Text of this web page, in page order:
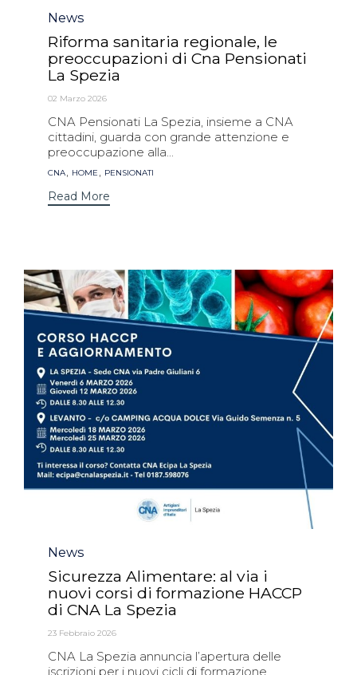
Category
News
Riforma sanitaria regionale, le
preoccupazioni di Cna Pensionati
La Spezia
02 Marzo 2026
CNA Pensionati La Spezia, insieme a CNA
cittadini, guarda con grande attenzione e
preoccupazione alla...
Tags
CNA, HOME , PENSIONATI
Read More
Category
News
Sicurezza Alimentare: al via i
nuovi corsi di formazione HACCP
di CNA La Spezia
23 Febbraio 2026
CNA La Spezia annuncia l’apertura delle
iscrizioni per i nuovi cicli di formazione